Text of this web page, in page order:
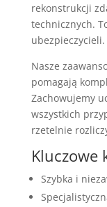
rekonstrukcji
technicznych.
ubezpieczycieli.
Nasze
pomagają
Zachowujemy
wszystkich
rzetelnie
Kluczowe
Szybka i